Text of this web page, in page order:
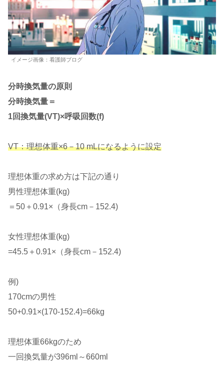
イメージ画像：看護師ブログ
分時換気量の原則
分時換気量＝
1回換気量(VT)×呼吸回数(f)
VT：理想体重×6－10 mLになるように設定
理想体重の求め方は下記の通り
男性理想体重(kg)
＝50＋0.91×（身長cm－152.4)
女性理想体重(kg)
=45.5＋0.91×（身長cm－152.4)
例)
170cmの男性
50+0.91×(170-152.4)=66kg
理想体重66kgのため
一回換気量が396ml～660ml